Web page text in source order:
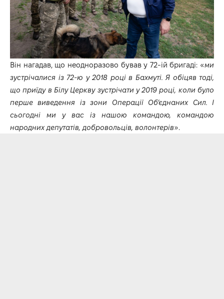
Він нагадав, що неодноразово бував у 72-ій бригаді: «ми
зустрічалися із 72-ю у 2018 році в Бахмуті. Я обіцяв тоді,
що приїду в Білу Церкву зустрічати у 2019 році, коли було
перше виведення із зони Операції Об’єднаних Сил. І
сьогодні ми у вас із нашою командою, командою
народних депутатів, добровольців, волонтерів».